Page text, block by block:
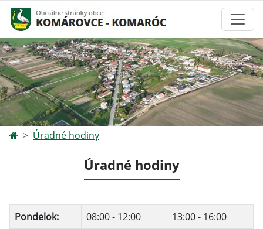
Úradné hodiny
Úradné hodiny
Pondelok: 08:00 - 12:00
13:00 - 16:00